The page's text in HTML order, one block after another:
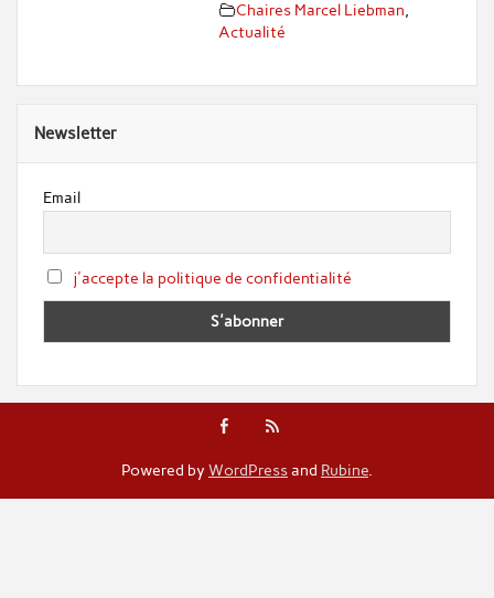
Chaires Marcel Liebman,
Actualité
Newsletter
Email
j'accepte la politique de confidentialité
Powered by WordPressand Rubine